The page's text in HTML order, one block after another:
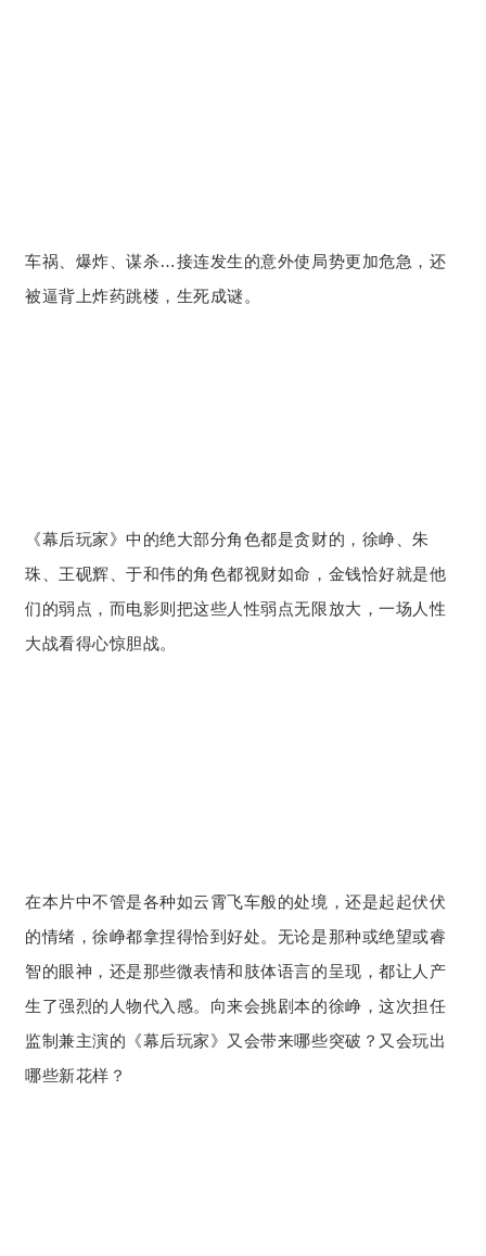
车祸、爆炸、谋杀…接连发生的意外使局势更加危急，还
被逼背上炸药跳楼，生死成谜。
《幕后玩家》中的绝大部分角色都是贪财的，徐峥、朱
珠、王砚辉、于和伟的角色都视财如命，金钱恰好就是他
们的弱点，而电影则把这些人性弱点无限放大，一场人性
大战看得心惊胆战。
在本片中不管是各种如云霄飞车般的处境，还是起起伏伏
的情绪，徐峥都拿捏得恰到好处。无论是那种或绝望或睿
智的眼神，还是那些微表情和肢体语言的呈现，都让人产
生了强烈的人物代入感。向来会挑剧本的徐峥，这次担任
监制兼主演的《幕后玩家》又会带来哪些突破？又会玩出
哪些新花样？